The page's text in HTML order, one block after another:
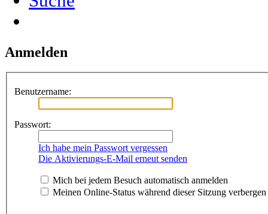
Anmelden
Benutzername:
Passwort:
Ich habe mein Passwort vergessen
Die Aktivierungs-E-Mail erneut senden
Mich bei jedem Besuch automatisch anmelden
Meinen Online-Status während dieser Sitzung verbergen